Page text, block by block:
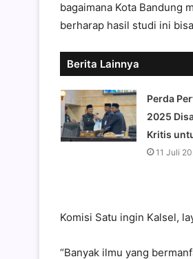
bagaimana Kota Bandung
berharap hasil studi ini
Berita Lainnya
Perda
2025
Kritis
11 Juli
Komisi Satu ingin Kalsel,
“Banyak ilmu yang